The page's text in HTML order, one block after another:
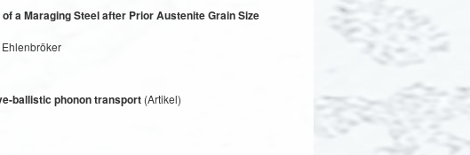
a Maraging Steel after Prior Austenite Grain Size
Ehlenbröker
ballistic phonon transport(Artikel)